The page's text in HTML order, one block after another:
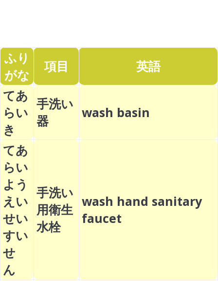
ふり
がな
項目
英語
てあ
らい
き
手洗い
器
wash basin
てあ
らい
よう
えい
せい
すい
せ
ん
手洗い
用衛生
水栓
wash hand sanitary
faucet